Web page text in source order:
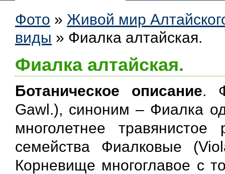
Фото » Живой мир
виды » Фиалка алтайская.
Фиалка алтайская.
Ботаническое описание.
Gawl.), синоним – Фиалка
многолетнее
cемействa Фиалковые
Корневище многоглавое с